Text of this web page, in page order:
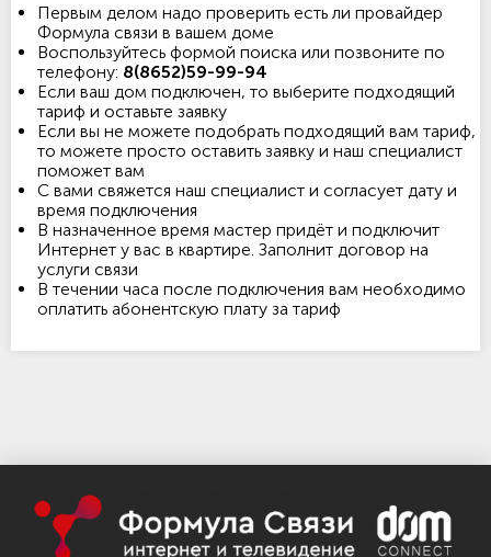
Первым делом надо проверить есть ли провайдер
Формула связи в вашем доме
Воспользуйтесь формой поиска или позвоните по
телефону: 8(8652)59-99-94
Если ваш дом подключен, то выберите подходящий
тариф и оставьте заявку
Если вы не можете подобрать подходящий вам тариф,
то можете просто оставить заявку и наш специалист
поможет вам
С вами свяжется наш специалист и согласует дату и
время подключения
В назначенное время мастер придёт и подключит
Интернет у вас в квартире. Заполнит договор на
услуги связи
В течении часа после подключения вам необходимо
оплатить абонентскую плату за тариф